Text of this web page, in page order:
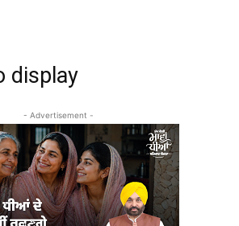
display
- Advertisement -